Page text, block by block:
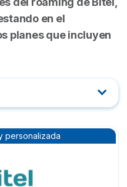
en el
planes que incluyen
de Bitel
personalizada